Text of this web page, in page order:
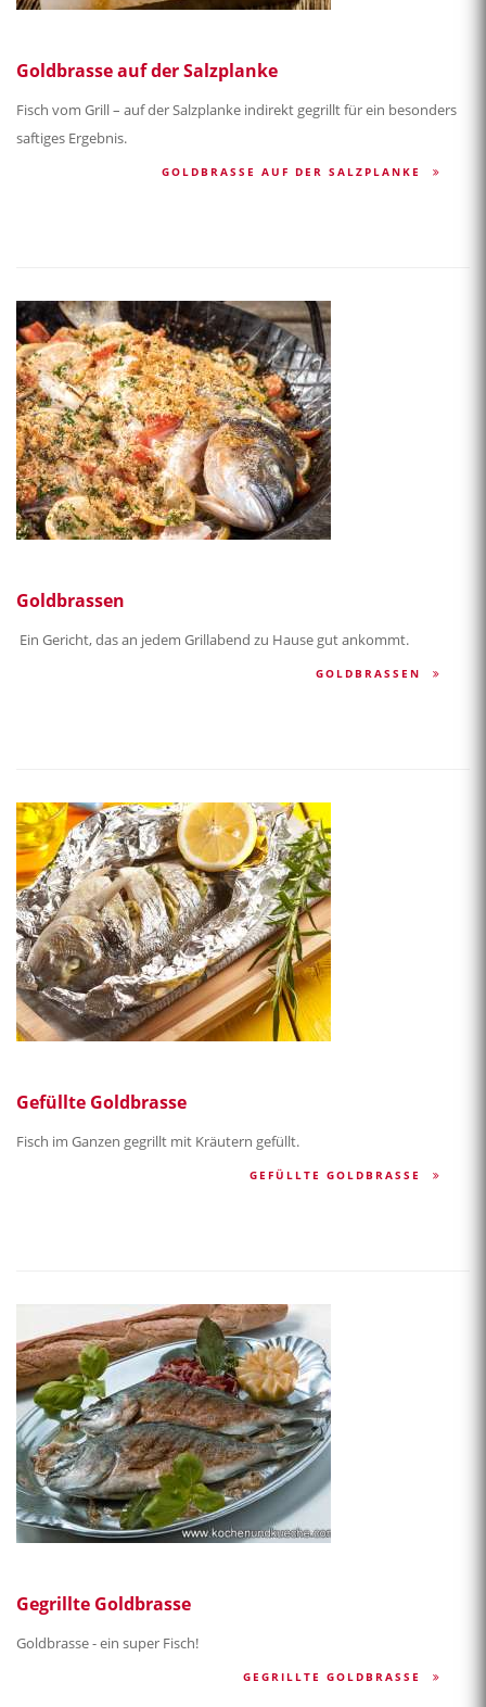
Goldbrasse auf der Salzplanke
Fisch vom Grill – auf der Salzplanke indirekt gegrillt für ein besonders
saftiges Ergebnis.
GOLDBRASSE AUF DER SALZPLANKE
Goldbrassen
Ein Gericht, das an jedem Grillabend zu Hause gut ankommt.
GOLDBRASSEN
Gefüllte Goldbrasse
Fisch im Ganzen gegrillt mit Kräutern gefüllt.
GEFÜLLTE GOLDBRASSE
Gegrillte Goldbrasse
Goldbrasse - ein super Fisch!
GEGRILLTE GOLDBRASSE